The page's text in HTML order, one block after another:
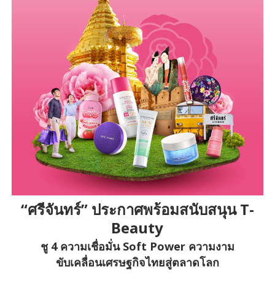
“ศรีจันทร์” ประกาศพร้อมสนับสนุน T-
Beauty
ชู 4 ความเชื่อมั่น Soft Power ความงาม
ขับเคลื่อนเศรษฐกิจไทยสู่ตลาดโลก